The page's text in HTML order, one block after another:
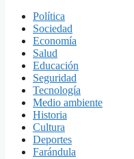
Política
Sociedad
Economía
Salud
Educación
Seguridad
Tecnología
Medio ambiente
Historia
Cultura
Deportes
Farándula